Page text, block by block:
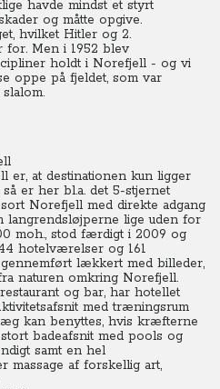
havde mindst et styrt
og måtte opgive.
hvilket Hitler og 2.
for. Men i 1952 blev
holdt i Norefjell - og vi
oppe på fjeldet, som var
er, at destinationen kun ligger
er her bl.a. det 5-stjernet
Norefjell med direkte adgang
langrendsløjperne lige uden for
moh., stod færdigt i 2009 og
hotelværelser og 161
lækkert med billeder,
naturen omkring Norefjell.
og bar, har hotellet
med træningsrum
kan benyttes, hvis kræfterne
badeafsnit med pools og
samt en hel
massage af forskellig art,